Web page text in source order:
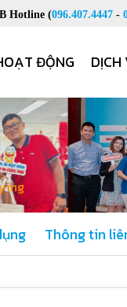
Hotline (096.407.4447 -
ĐỘNG DỊCH
Thông tin